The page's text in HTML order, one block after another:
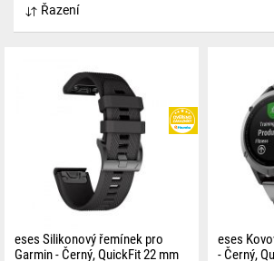
Řazení
eses Silikonový řemínek pro
Garmin - Černý, QuickFit 22 mm
HEUREKA
eses
- Černý,